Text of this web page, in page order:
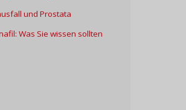
und Prostata
Was Sie wissen sollten